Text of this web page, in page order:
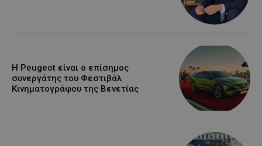
Η Peugeot είναι ο επίσημος
συνεργάτης του Φεστιβάλ
Κινηματογράφου της Βενετίας